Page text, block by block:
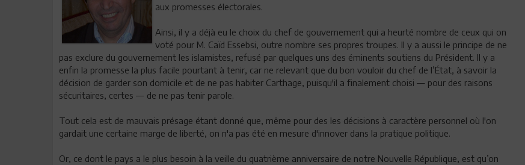
aux promesses électorales.
Ainsi, il y a déjà eu le choix du chef de gouvernement qui a heurté nombre de ceux qui on
voté pour M. Caïd Essebsi, outre nombre ses propres troupes. Il y a aussi le principe de ne
pas exclure du gouvernement les islamistes, refusé par quelques uns des éminents soutiens du Président. Il y a
enfin la promesse la plus facile pourtant à tenir, car ne relevant que du bon vouloir du chef de l’État, à savoir la
décision de garder son domicile et de ne pas habiter Carthage, puisqu'il a finalement choisi — pour des raisons
sécuritaires, certes — de ne pas tenir parole.
Tout cela est de mauvais présage étant donné que, même pour des les décisions à caractère personnel où l'on
gardait une certaine marge de liberté, on n'a pas été en mesure d'innover dans la pratique politique.
Or, ce dont le pays a le plus besoin à la veille du quatrième anniversaire de notre Nouvelle République, est qu’on